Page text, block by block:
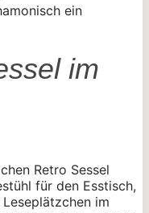
ein
im
Retro Sessel
für den Esstisch,
im